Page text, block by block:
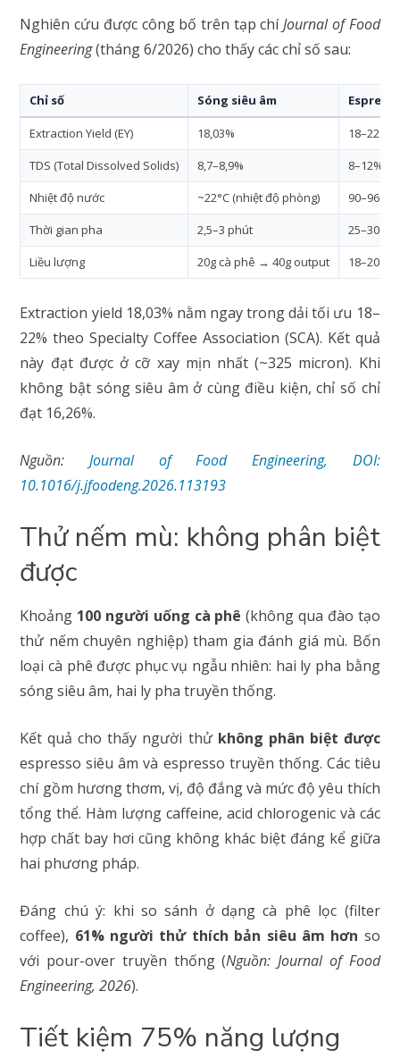
Nghiên cứu được công bố trên tạp chíJournal of Food
Engineering(tháng 6/2026) cho thấy các chỉ số sau:
Chỉ số Sóng siêu âm
Extraction Yield (EY) 18,03%
18–22%
TDS (Total Dissolved Solids)
8,7–8,9%
8–12%
Nhiệt độ nước
~22°C (nhiệt độ phòng)
90–96°C
Thời gian pha
2,5–3 phút
25–30
Liều lượng
20g cà phê → 40g output 18–20g
Extraction yield 18,03% nằm ngay trong dải tối ưu 18–
22% theo Specialty Coffee Association (SCA). Kết quả
này đạt được ở cỡ xay mịn nhất (~325 micron). Khi
không bật sóng siêu âm ở cùng điều kiện, chỉ số chỉ
đạt 16,26%.
Nguồn:Journal of Food Engineering, DOI:
10.1016/j.jfoodeng.2026.113193
Thử nếm mù: không phân biệt
được
Khoảng 100 người uống cà phê (không qua đào tạo
thử nếm chuyên nghiệp) tham gia đánh giá mù. Bốn
loại cà phê được phục vụ ngẫu nhiên: hai ly pha bằng
sóng siêu âm, hai ly pha truyền thống.
Kết quả cho thấy người thử không phân biệt được
espresso siêu âm và espresso truyền thống. Các tiêu
chí gồm hương thơm, vị, độ đắng và mức độ yêu thích
tổng thể. Hàm lượng caffeine, acid chlorogenic và các
hợp chất bay hơi cũng không khác biệt đáng kể giữa
hai phương pháp.
Đáng chú ý: khi so sánh ở dạng cà phê lọc (filter
coffee), 61% người thử thích bản siêu âm hơn so
với pour-over truyền thống (Nguồn: Journal of Food
Engineering, 2026).
Tiết kiệm 75% năng lượng